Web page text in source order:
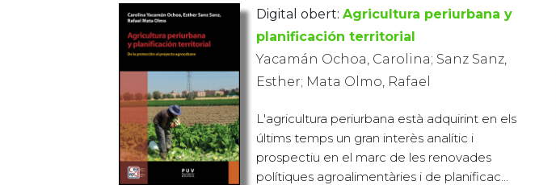
Digital obert: Agricultura periurbana y
planificación territorial
Yacamán Ochoa, Carolina; Sanz Sanz,
Esther; Mata Olmo, Rafael
L'agricultura periurbana està adquirint en els
últims temps un gran interès analític i
prospectiu en el marc de les renovades
polítiques agroalimentàries i de planificac...